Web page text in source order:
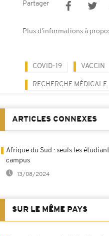
Partager
Plus d'informations à
COVID-19 VACCIN
RECHERCHE MÉDICALE
ARTICLES CONNEXES
Afrique du Sud : seuls les
campus
13/08/2024
SUR LE MÊME PAYS